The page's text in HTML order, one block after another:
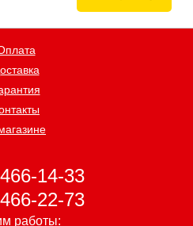
14-33
22-73
работы: